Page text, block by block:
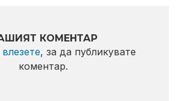
КОМЕНТАР
влезете, за да публикувате
коментар.